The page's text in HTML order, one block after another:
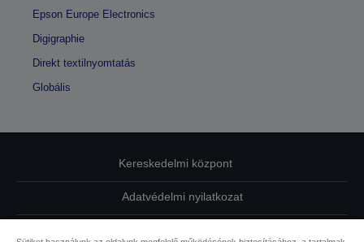
Epson Europe Electronics
Digigraphie
Direkt textilnyomtatás
Globális
Kereskedelmi központ
Adatvédelmi nyilatkozat